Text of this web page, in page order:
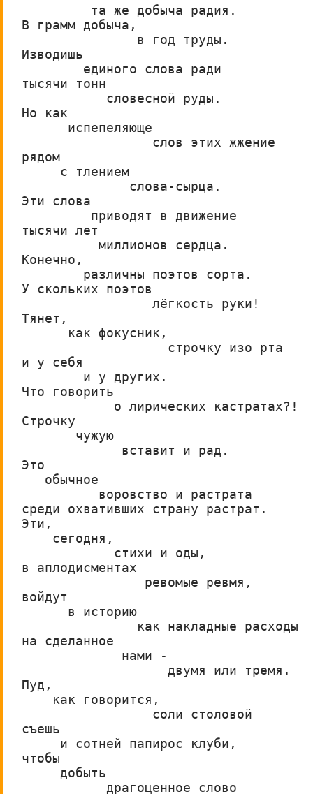
         та же добыча радия.
В грамм добыча,
               в год труды.
Изводишь
        единого слова ради
тысячи тонн
           словесной руды.
Но как
      испепеляюще
                 слов этих жжение
рядом
     с тлением
              слова-сырца.
Эти слова
         приводят в движение
тысячи лет
          миллионов сердца.
Конечно,
        различны поэтов сорта.
У скольких поэтов
                 лёгкость руки!
Тянет,
      как фокусник,
                   строчку изо рта
и у себя
        и у других.
Что говорить
            о лирических кастратах?!
Строчку
       чужую
             вставит и рад.
Это
   обычное
          воровство и растрата
среди охвативших страну растрат.
Эти,
    сегодня,
            стихи и оды,
в аплодисментах
                ревомые ревмя,
войдут
      в историю
               как накладные расходы
на сделанное
             нами -
                   двумя или тремя.
Пуд,
    как говорится,
                 соли столовой
съешь
     и сотней папирос клуби,
чтобы
     добыть
           драгоценное слово